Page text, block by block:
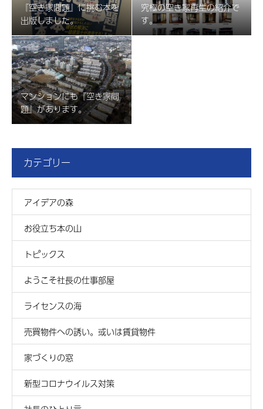
『空き家問題』に挑む本を
出版しました。
究極の空き家再生の紹介で
す。
マンションにも『空き家問
題』があります。
カテゴリー
アイデアの森
お役立ち本の山
トピックス
ようこそ社長の仕事部屋
ライセンスの海
売買物件への誘い。或いは賃貸物件
家づくりの窓
新型コロナウイルス対策